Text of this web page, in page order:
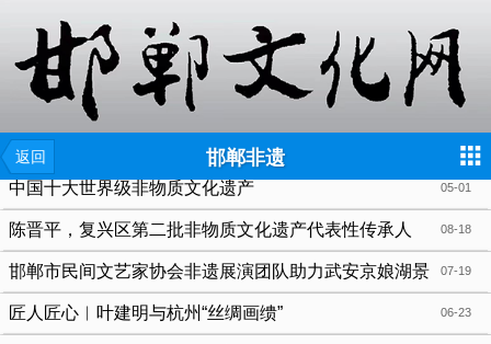
返回 邯郸非遗
05-01
中国十大世界级非物质文化遗产
08-18
陈晋平，复兴区第二批非物质文化遗产代表性传承人
07-19
邯郸市民间文艺家协会非遗展演团队助力武安京娘湖景
区复工复产 06-23
匠人匠心︱叶建明与杭州“丝绸画缋”